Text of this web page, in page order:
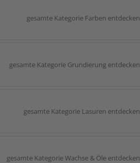
gesamte Kategorie Farben entdecken
gesamte Kategorie Grundierung entdecken
gesamte Kategorie Lasuren entdecken
gesamte Kategorie Wachse & Öle entdecken